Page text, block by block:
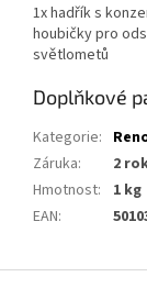
1x hadřík s
houbičky pro
světlometů
Doplňkové
Kategorie:
Záruka:
2
Hmotnost:
1 kg
EAN: